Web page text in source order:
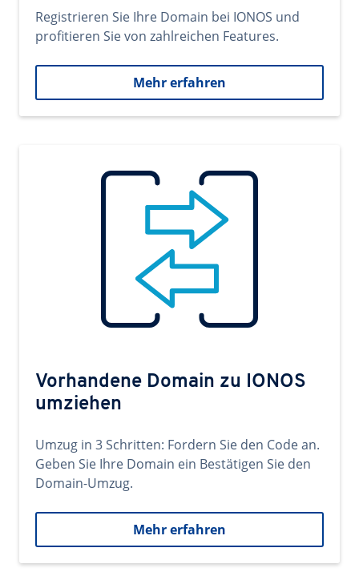
Registrieren Sie Ihre Domain bei IONOS und
profitieren Sie von zahlreichen Features.
Mehr erfahren
Vorhandene Domain zu IONOS
umziehen
Umzug in 3 Schritten: Fordern Sie den Code an.
Geben Sie Ihre Domain ein Bestätigen Sie den
Domain-Umzug.
Mehr erfahren